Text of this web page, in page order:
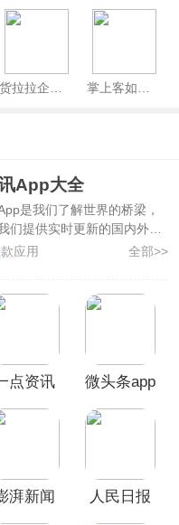
App大全
是我们了解世界的桥梁，
们提供实时更新的国内外资
含军事、生活、科技、财经
野以及把握时代的风向。在
，其中汇集了
人民日报、百度
新闻、搜狐新闻等多款好用
使用！
款应用 全部>>
点资讯
微头条app
湃新闻
人民日报